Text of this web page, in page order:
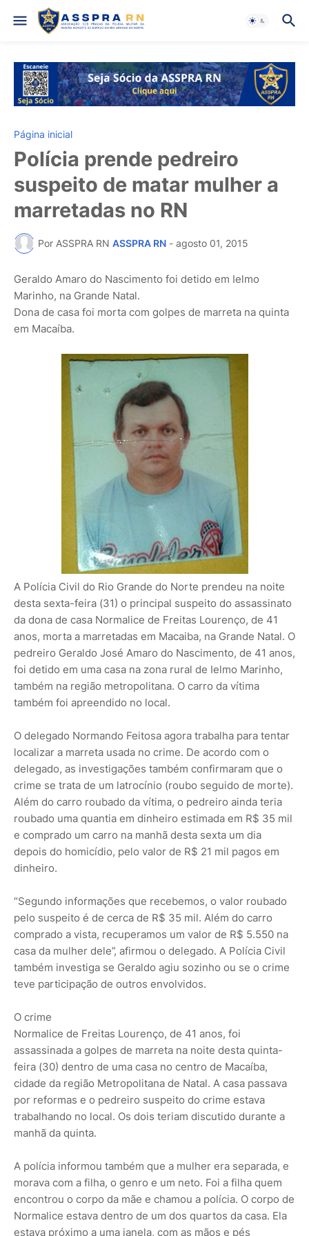
Página inicial
Polícia prende pedreiro
suspeito de matar mulher a
marretadas no RN
Por ASSPRA RN ASSPRA RN - agosto 01, 2015
Geraldo Amaro do Nascimento foi detido em Ielmo
Marinho, na Grande Natal.
Dona de casa foi morta com golpes de marreta na quinta
em Macaíba.
A Polícia Civil do Rio Grande do Norte prendeu na noite
desta sexta-feira (31) o principal suspeito do assassinato
da dona de casa Normalice de Freitas Lourenço, de 41
anos, morta a marretadas em Macaiba, na Grande Natal. O
pedreiro Geraldo José Amaro do Nascimento, de 41 anos,
foi detido em uma casa na zona rural de Ielmo Marinho,
também na região metropolitana. O carro da vítima
também foi apreendido no local.
O delegado Normando Feitosa agora trabalha para tentar
localizar a marreta usada no crime. De acordo com o
delegado, as investigações também confirmaram que o
crime se trata de um latrocínio (roubo seguido de morte).
Além do carro roubado da vítima, o pedreiro ainda teria
roubado uma quantia em dinheiro estimada em R$ 35 mil
e comprado um carro na manhã desta sexta um dia
depois do homicídio, pelo valor de R$ 21 mil pagos em
dinheiro.
“Segundo informações que recebemos, o valor roubado
pelo suspeito é de cerca de R$ 35 mil. Além do carro
comprado a vista, recuperamos um valor de R$ 5.550 na
casa da mulher dele”, afirmou o delegado. A Polícia Civil
também investiga se Geraldo agiu sozinho ou se o crime
teve participação de outros envolvidos.
O crime
Normalice de Freitas Lourenço, de 41 anos, foi
assassinada a golpes de marreta na noite desta quinta-
feira (30) dentro de uma casa no centro de Macaíba,
cidade da região Metropolitana de Natal. A casa passava
por reformas e o pedreiro suspeito do crime estava
trabalhando no local. Os dois teriam discutido durante a
manhã da quinta.
A polícia informou também que a mulher era separada, e
morava com a filha, o genro e um neto. Foi a filha quem
encontrou o corpo da mãe e chamou a polícia. O corpo de
Normalice estava dentro de um dos quartos da casa. Ela
estava próximo a uma janela, com as mãos e pés